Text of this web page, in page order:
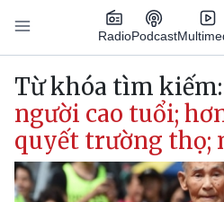
Nhảy đến nội dung
RadioPodcast
Main navigation
Từ khóa tìm kiếm:
người cao tuổi;
quyết trường thọ;